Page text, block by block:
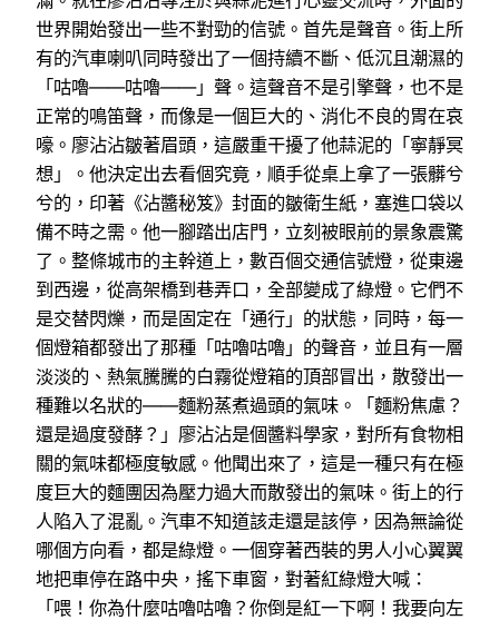
世界開始發出一些不對勁的信號。首先是聲音。街上所
有的汽車喇叭同時發出了一個持續不斷、低沉且潮濕的
「咕嚕——咕嚕——」聲。這聲音不是引擎聲，也不是
正常的鳴笛聲，而像是一個巨大的、消化不良的胃在哀
嚎。廖沾沾皺著眉頭，這嚴重干擾了他蒜泥的「寧靜冥
想」。他決定出去看個究竟，順手從桌上拿了一張髒兮
兮的，印著《沾醬秘笈》封面的皺衛生紙，塞進口袋以
備不時之需。他一腳踏出店門，立刻被眼前的景象震驚
了。整條城市的主幹道上，數百個交通信號燈，從東邊
到西邊，從高架橋到巷弄口，全部變成了綠燈。它們不
是交替閃爍，而是固定在「通行」的狀態，同時，每一
個燈箱都發出了那種「咕嚕咕嚕」的聲音，並且有一層
淡淡的、熱氣騰騰的白霧從燈箱的頂部冒出，散發出一
種難以名狀的——麵粉蒸煮過頭的氣味。「麵粉焦慮？
還是過度發酵？」廖沾沾是個醬料學家，對所有食物相
關的氣味都極度敏感。他聞出來了，這是一種只有在極
度巨大的麵團因為壓力過大而散發出的氣味。街上的行
人陷入了混亂。汽車不知道該走還是該停，因為無論從
哪個方向看，都是綠燈。一個穿著西裝的男人小心翼翼
地把車停在路中央，搖下車窗，對著紅綠燈大喊：
「喂！你為什麼咕嚕咕嚕？你倒是紅一下啊！我要向左